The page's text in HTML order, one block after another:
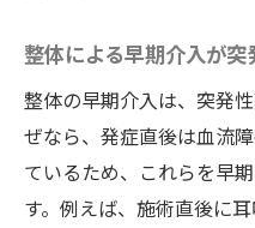
整体による早期介入が
整体の早期介入は、突発
ぜなら、発症直後は血流
ているため、これらを早
す。例えば、施術直後に